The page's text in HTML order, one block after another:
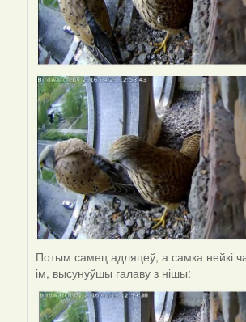
Потым самец адляцеў, а самка нейкі
ім, высунуўшы галаву з нішы: